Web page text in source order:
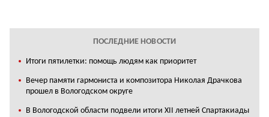
ПОСЛЕДНИЕ НОВОСТИ
Итоги пятилетки: помощь людям как приоритет
Вечер памяти гармониста и композитора Николая Драчкова
прошел в Вологодском округе
В Вологодской области подвели итоги XII летней Спартакиады